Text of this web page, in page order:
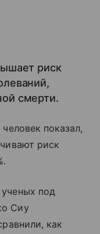
риск
смерти.
показал,
риск
под
Сиу
как